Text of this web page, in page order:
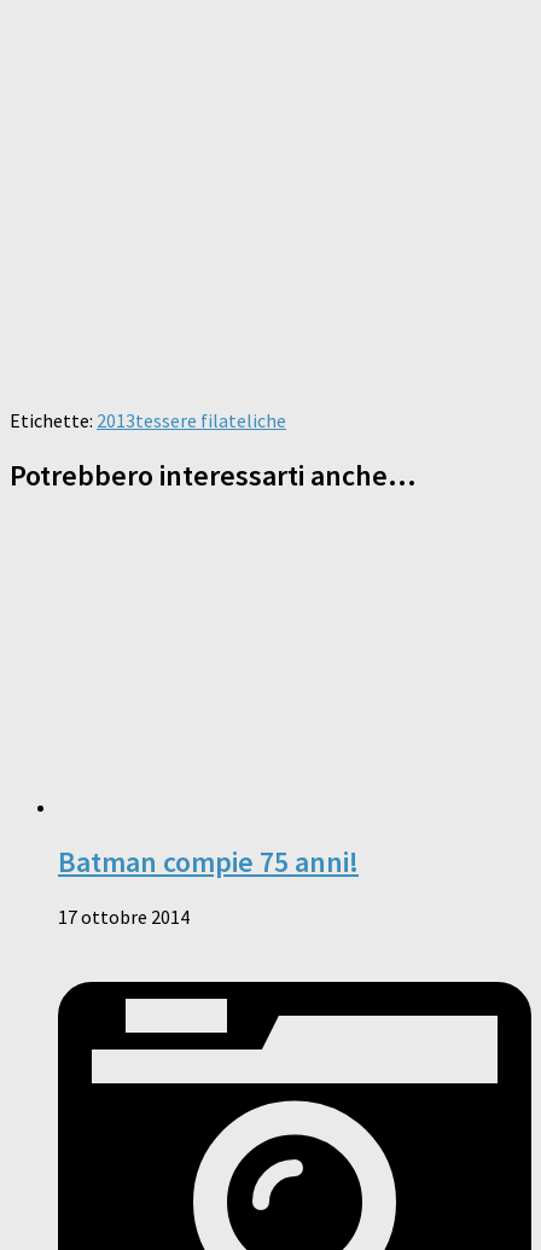
Etichette: 2013tessere filateliche
Potrebbero interessarti anche...
Batman compie 75 anni!
17 ottobre 2014